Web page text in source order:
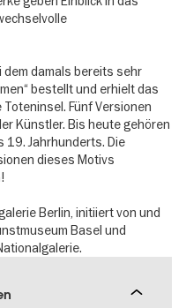
damals bereits sehr
bestellt und erhielt das
Fünf Versionen
Künstler. Bis heute gehören
19. Jahrhunderts. Die
dieses Motivs
Berlin, initiiert von und
Basel und